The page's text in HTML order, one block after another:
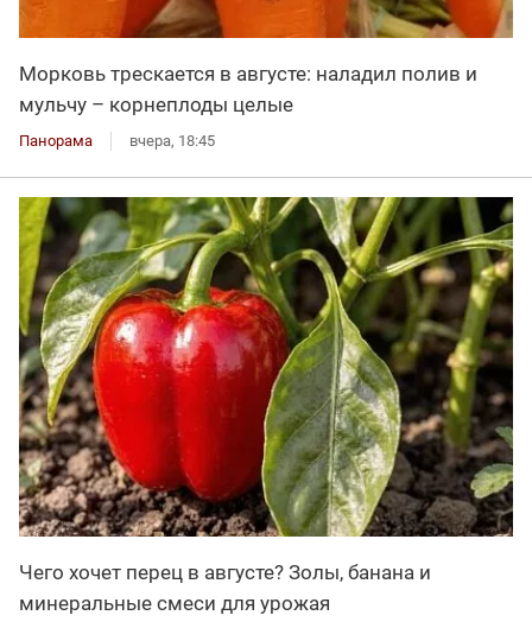
Морковь трескается в августе: наладил полив и
мульчу – корнеплоды целые
Панорама вчера, 18:45
Чего хочет перец в августе? Золы, банана и
минеральные смеси для урожая